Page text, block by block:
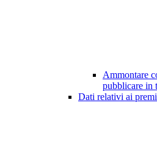
Ammontare
pubblicare in
Dati relativi ai premi